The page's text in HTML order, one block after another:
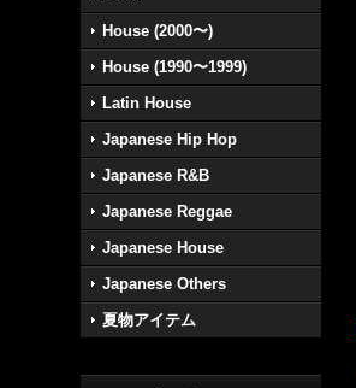
House (2000〜)
House (1990〜1999)
Latin House
Japanese Hip Hop
Japanese R&B
Japanese Reggae
Japanese House
Japanese Others
夏物アイテム